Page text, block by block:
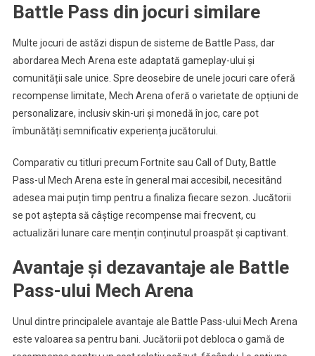
Battle Pass din jocuri similare
Multe jocuri de astăzi dispun de sisteme de Battle Pass, dar
abordarea Mech Arena este adaptată gameplay-ului și
comunității sale unice. Spre deosebire de unele jocuri care oferă
recompense limitate, Mech Arena oferă o varietate de opțiuni de
personalizare, inclusiv skin-uri și monedă în joc, care pot
îmbunătăți semnificativ experiența jucătorului.
Comparativ cu titluri precum Fortnite sau Call of Duty, Battle
Pass-ul Mech Arena este în general mai accesibil, necesitând
adesea mai puțin timp pentru a finaliza fiecare sezon. Jucătorii
se pot aștepta să câștige recompense mai frecvent, cu
actualizări lunare care mențin conținutul proaspăt și captivant.
Avantaje și dezavantaje ale Battle
Pass-ului Mech Arena
Unul dintre principalele avantaje ale Battle Pass-ului Mech Arena
este valoarea sa pentru bani. Jucătorii pot debloca o gamă de